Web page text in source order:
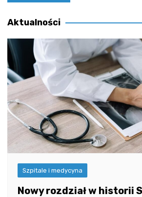
wpisu
Aktualności
Szpitale i medycyna
Nowy rozdział w historii